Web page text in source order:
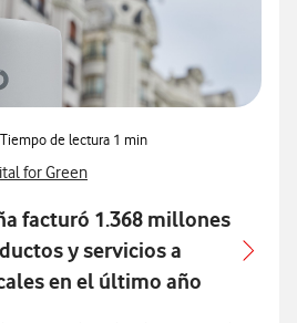
de lectura 1 min
relacionados con
más notas de prensa relacionados con
for Green
facturó 1.368 millones
y servicios a
en el último año